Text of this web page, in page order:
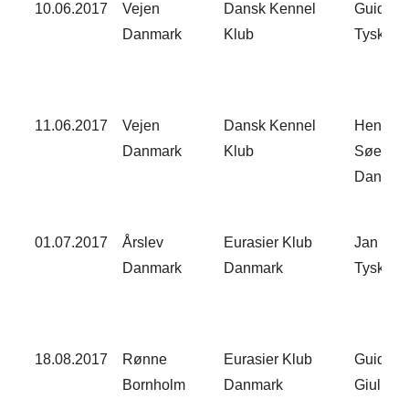
10.06.2017​
Vejen
Danmark​
Dansk Kennel
Klub​
Guido
11.06.2017​
Vejen
Danmark​
Dansk Kennel
Klub​
Henrik
​01.07.2017
Årslev
Danmark​
Eurasier Klub
Danmark​
Jan
18.08.2017​
Rønne
Bornholm​
Eurasier Klub
Danmark​
Guido
Giuliana